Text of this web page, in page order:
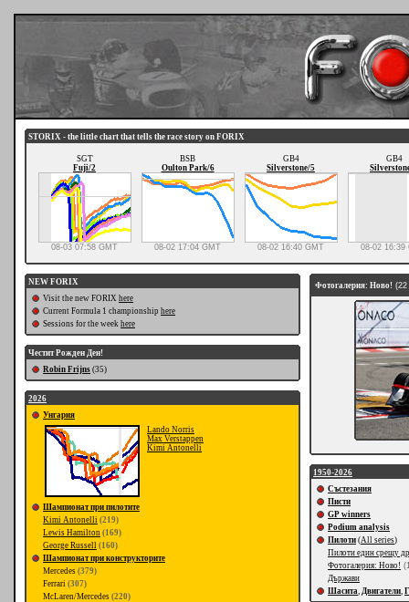
STORIX - the little chart that tells the race story on FORIX
SGT
Fuji/2
08-03 07:58 GMT
BSB
Oulton Park/6
08-02 17:04 GMT
GB4
Silverstone/5
08-02 16:40 GMT
GB4
08-02 16:39
NEW FORIX
Visit the new FORIX here
Current Formula 1 championship here
Sessions for the week here
Честит Рожден Ден!
Robin Frijns (35)
2026
Унгария
Lando Norris
Max Verstappen
Kimi Antonelli
Шампионат при пилотите
Kimi Antonelli (219)
Lewis Hamilton (169)
George Russell (160)
Шампионат при конструкторите
Mercedes (379)
Ferrari (307)
McLaren/Mercedes (220)
Фотогалерия: Ново!
1950-2026
Състезания
Писти
GP winners
Podium analysis
Пилоти (All series)
Пилоти един срещу
Фотогалерия: Ново!
Държави
Шасита, Двигатели,